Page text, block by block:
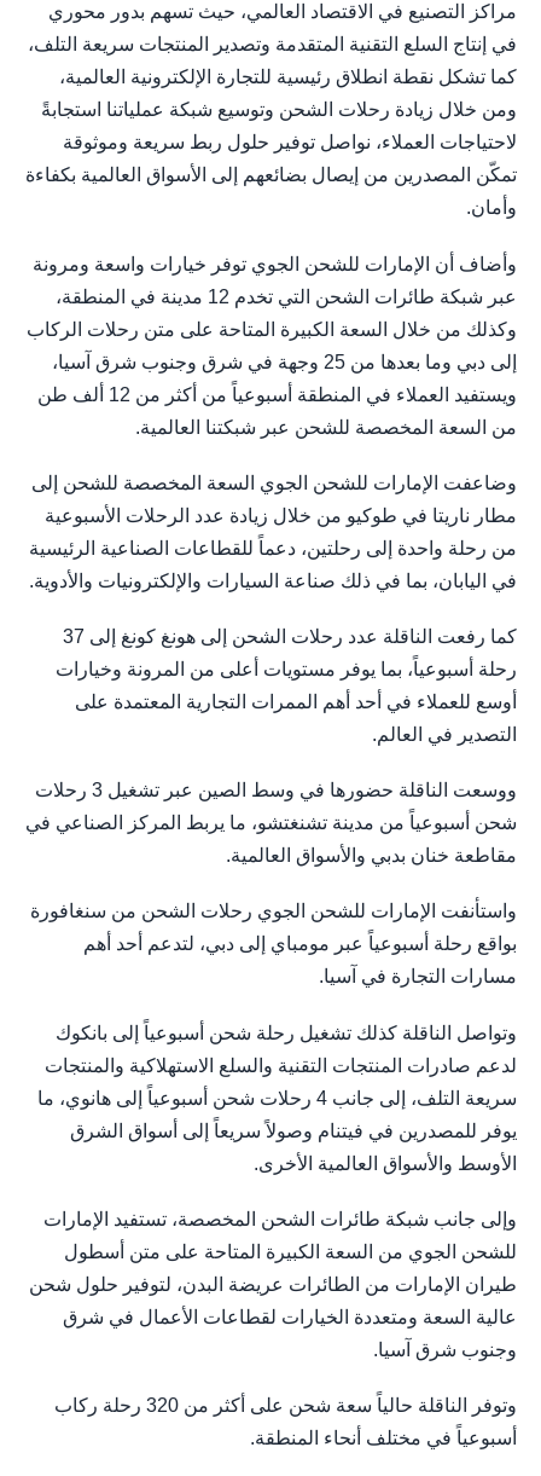
مراكز التصنيع في الاقتصاد العالمي، حيث تسهم بدور محوري
في إنتاج السلع التقنية المتقدمة وتصدير المنتجات سريعة التلف،
كما تشكل نقطة انطلاق رئيسية للتجارة الإلكترونية العالمية،
ومن خلال زيادة رحلات الشحن وتوسيع شبكة عملياتنا استجابةً
لاحتياجات العملاء، نواصل توفير حلول ربط سريعة وموثوقة
تمكّن المصدرين من إيصال بضائعهم إلى الأسواق العالمية بكفاءة
وأمان.
وأضاف أن الإمارات للشحن الجوي توفر خيارات واسعة ومرونة
عبر شبكة طائرات الشحن التي تخدم 12 مدينة في المنطقة،
وكذلك من خلال السعة الكبيرة المتاحة على متن رحلات الركاب
إلى دبي وما بعدها من 25 وجهة في شرق وجنوب شرق آسيا،
ويستفيد العملاء في المنطقة أسبوعياً من أكثر من 12 ألف طن
من السعة المخصصة للشحن عبر شبكتنا العالمية.
وضاعفت الإمارات للشحن الجوي السعة المخصصة للشحن إلى
مطار ناريتا في طوكيو من خلال زيادة عدد الرحلات الأسبوعية
من رحلة واحدة إلى رحلتين، دعماً للقطاعات الصناعية الرئيسية
في اليابان، بما في ذلك صناعة السيارات والإلكترونيات والأدوية.
كما رفعت الناقلة عدد رحلات الشحن إلى هونغ كونغ إلى 37
رحلة أسبوعياً، بما يوفر مستويات أعلى من المرونة وخيارات
أوسع للعملاء في أحد أهم الممرات التجارية المعتمدة على
التصدير في العالم.
ووسعت الناقلة حضورها في وسط الصين عبر تشغيل 3 رحلات
شحن أسبوعياً من مدينة تشنغتشو، ما يربط المركز الصناعي في
مقاطعة خنان بدبي والأسواق العالمية.
واستأنفت الإمارات للشحن الجوي رحلات الشحن من سنغافورة
بواقع رحلة أسبوعياً عبر مومباي إلى دبي، لتدعم أحد أهم
مسارات التجارة في آسيا.
وتواصل الناقلة كذلك تشغيل رحلة شحن أسبوعياً إلى بانكوك
لدعم صادرات المنتجات التقنية والسلع الاستهلاكية والمنتجات
سريعة التلف، إلى جانب 4 رحلات شحن أسبوعياً إلى هانوي، ما
يوفر للمصدرين في فيتنام وصولاً سريعاً إلى أسواق الشرق
الأوسط والأسواق العالمية الأخرى.
وإلى جانب شبكة طائرات الشحن المخصصة، تستفيد الإمارات
للشحن الجوي من السعة الكبيرة المتاحة على متن أسطول
طيران الإمارات من الطائرات عريضة البدن، لتوفير حلول شحن
عالية السعة ومتعددة الخيارات لقطاعات الأعمال في شرق
وجنوب شرق آسيا.
وتوفر الناقلة حالياً سعة شحن على أكثر من 320 رحلة ركاب
أسبوعياً في مختلف أنحاء المنطقة.